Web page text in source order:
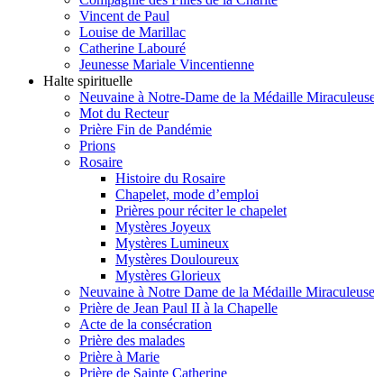
Vincent de Paul
Louise de Marillac
Catherine Labouré
Jeunesse Mariale Vincentienne
Halte spirituelle
Neuvaine à Notre-Dame de la Médaille
Mot du Recteur
Prière Fin de Pandémie
Prions
Rosaire
Histoire du Rosaire
Chapelet, mode d’emploi
Prières pour réciter le chapelet
Mystères Joyeux
Mystères Lumineux
Mystères Douloureux
Mystères Glorieux
Neuvaine à Notre Dame de la Médaille Miraculeuse
Prière de Jean Paul II à la Chapelle
Acte de la consécration
Prière des malades
Prière à Marie
Prière de Sainte Catherine